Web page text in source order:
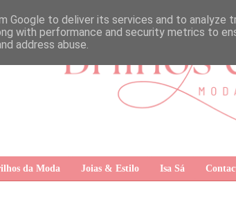
da Moda Joias & Estilo Isa Sá
Google to deliver its services and to analyze
with performance and security metrics to
address abuse.